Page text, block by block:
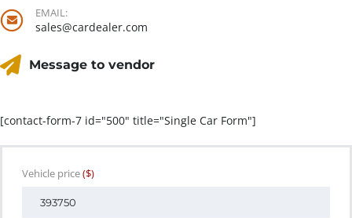
EMAIL:
sales@cardealer.com
Message to vendor
[contact-form-7 id="500" title="Single Car Form"]
Vehicle price($)